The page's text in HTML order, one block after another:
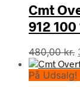
Cmt
912 100
480,00kr.
På Udsalg!